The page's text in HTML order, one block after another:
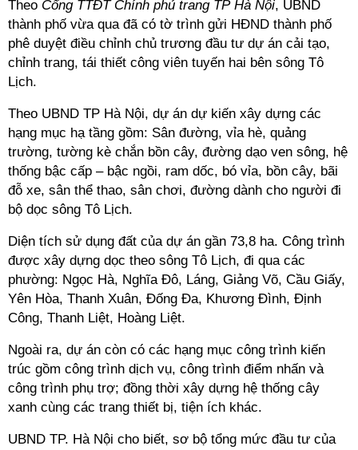
Theo Cổng TTĐT Chính phủ trang TP Hà Nội, UBND
thành phố vừa qua đã có tờ trình gửi HĐND thành phố
phê duyệt điều chỉnh chủ trương đầu tư dự án cải tạo,
chỉnh trang, tái thiết công viên tuyến hai bên sông Tô
Lịch.
Theo UBND TP Hà Nội, dự án dự kiến xây dựng các
hạng mục hạ tầng gồm: Sân đường, vỉa hè, quảng
trường, tường kè chắn bồn cây, đường dạo ven sông, hệ
thống bậc cấp – bậc ngồi, ram dốc, bó vỉa, bồn cây, bãi
đỗ xe, sân thể thao, sân chơi, đường dành cho người đi
bộ dọc sông Tô Lịch.
Diện tích sử dụng đất của dự án gần 73,8 ha. Công trình
được xây dựng dọc theo sông Tô Lịch, đi qua các
phường: Ngọc Hà, Nghĩa Đô, Láng, Giảng Võ, Cầu Giấy,
Yên Hòa, Thanh Xuân, Đống Đa, Khương Đình, Định
Công, Thanh Liệt, Hoàng Liệt.
Ngoài ra, dự án còn có các hạng mục công trình kiến
trúc gồm công trình dịch vụ, công trình điểm nhấn và
công trình phụ trợ; đồng thời xây dựng hệ thống cây
xanh cùng các trang thiết bị, tiện ích khác.
UBND TP. Hà Nội cho biết, sơ bộ tổng mức đầu tư của